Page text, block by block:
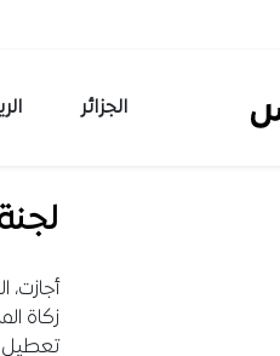
الجزائر
أجازت،
زكاة
تعطيل